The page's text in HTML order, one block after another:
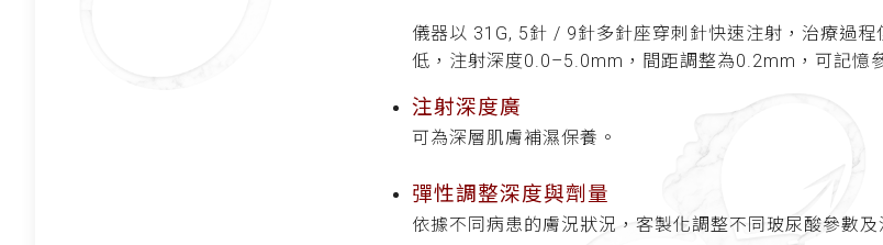
儀器以 31G, 5針 / 9針多針座穿刺針快速注射，治療過
低，注射深度0.0–5.0mm，間距調整為0.2mm，可記憶
注射深度廣
可為深層肌膚補濕保養。
彈性調整深度與劑量
依據不同病患的膚況狀況，客製化調整不同玻尿酸參數